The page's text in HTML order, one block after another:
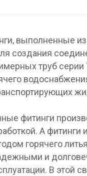
выполненные
создания
труб
фитинги
А
горячего
и
В этой